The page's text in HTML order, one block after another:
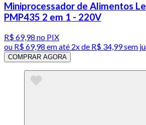
Miniprocessador de Alimentos
PMP435 2 em 1 - 220V
R$ 69,98 no PIX
ou R$ 69,98 em até 2x de R$ 34,99 sem
COMPRAR AGORA